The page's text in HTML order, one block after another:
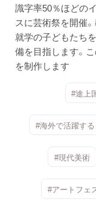
識字率50％ほどの
スに芸術祭を開催
就学の子どもたち
備を目指します。
を制作します
#途上
#海外で活躍す
#現代美術
#アートフェ